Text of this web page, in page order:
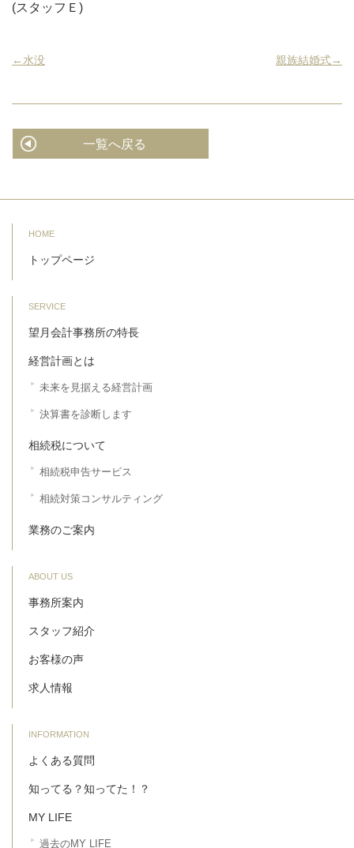
(スタッフＥ)
←水没 親族結婚式→
一覧へ戻る
HOME
トップページ
SERVICE
望月会計事務所の特長
経営計画とは
未来を見据える経営計画
決算書を診断します
相続税について
相続税申告サービス
相続対策コンサルティング
業務のご案内
ABOUT US
事務所案内
スタッフ紹介
お客様の声
求人情報
INFORMATION
よくある質問
知ってる？知ってた！？
MY LIFE
過去のMY LIFE